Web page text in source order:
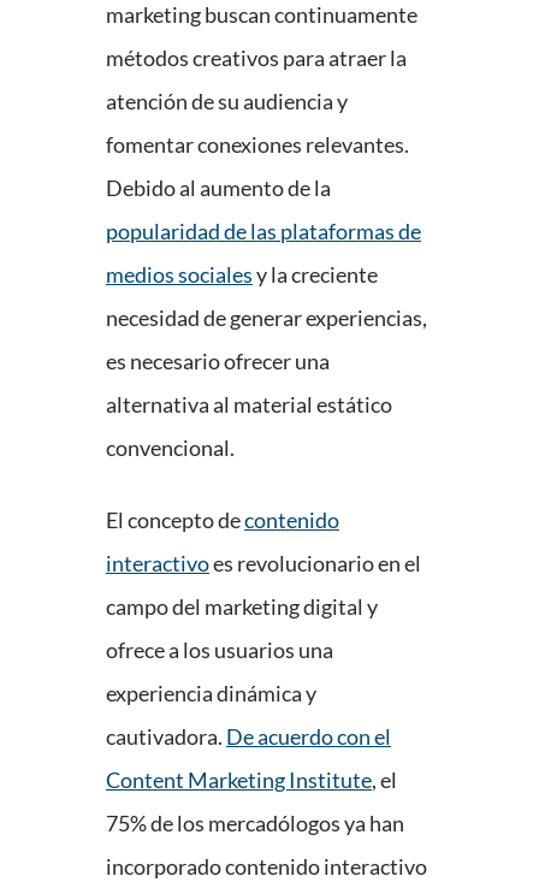
marketing buscan continuamente
métodos creativos para atraer la
atención de su audiencia y
fomentar conexiones relevantes.
Debido al aumento de la
popularidad de las plataformas de
medios socialesy la creciente
necesidad de generar experiencias,
es necesario ofrecer una
alternativa al material estático
convencional.
El concepto decontenido
interactivoes revolucionario en el
campo del marketing digital y
ofrece a los usuarios una
experiencia dinámica y
cautivadora. De acuerdo con el
Content Marketing Institute, el
75% de los mercadólogos ya han
incorporado contenido interactivo